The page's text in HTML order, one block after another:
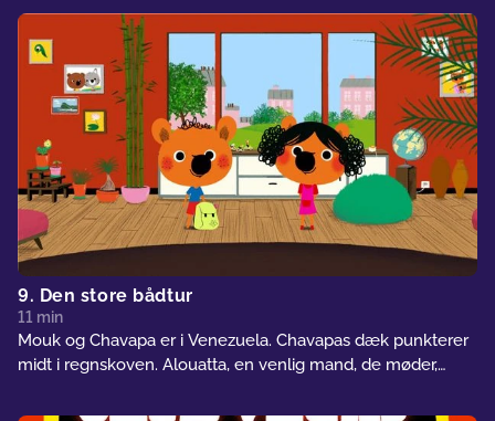
bussen... på muldyr.
9. Den store bådtur
11 min
Mouk og Chavapa er i Venezuela. Chavapas dæk punkterer
midt i regnskoven. Alouatta, en venlig mand, de møder,
Men til Mouks og Chavapas overraskelse er der krokodiller i